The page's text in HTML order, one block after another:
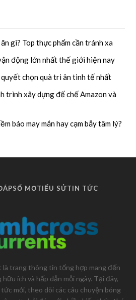
gì? Top thực phẩm cần tránh xa
động lớn nhất thế giới hiện nay
chọn quà tri ân tinh tế nhất
trình xây dựng đế chế Amazon và
báo may mắn hay cạm bẫy tâm lý?
SỔ MƠTIỂU SỬTIN TỨC
trang thông tin tổng hợp mang đến
ích và hấp dẫn mỗi ngày. Tại đây,
mới, theo dõi các câu chuyện bóng